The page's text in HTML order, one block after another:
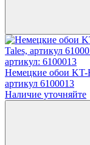
артикул: 6100013
Немецкие обои KT-
артикул 6100013
Наличие уточняйте